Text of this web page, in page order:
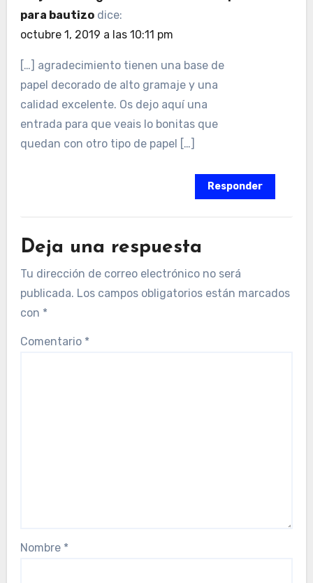
para bautizo dice:
octubre 1, 2019 a las 10:11 pm
[…] agradecimiento tienen una base de
papel decorado de alto gramaje y una
calidad excelente. Os dejo aquí una
entrada para que veais lo bonitas que
quedan con otro tipo de papel […]
Responder
Deja una respuesta
Tu dirección de correo electrónico no será
publicada. Los campos obligatorios están marcados
con *
Comentario *
Nombre *